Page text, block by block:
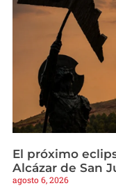
El próximo
Alcázar de San
agosto 6, 2026